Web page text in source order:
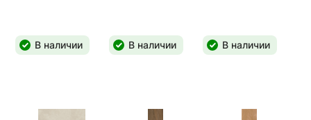
В наличии В наличии В наличии